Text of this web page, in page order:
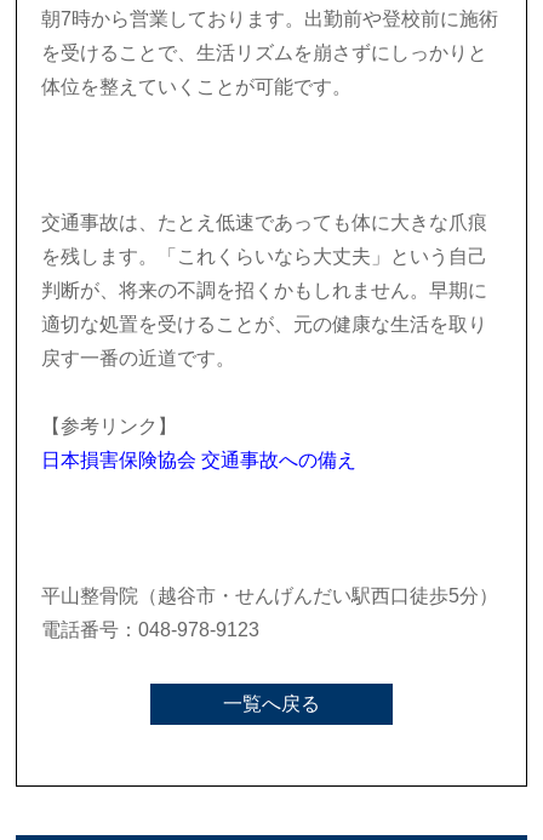
朝7時から営業しております。出勤前や登校前に施術
を受けることで、生活リズムを崩さずにしっかりと
体位を整えていくことが可能です。
交通事故は、たとえ低速であっても体に大きな爪痕
を残します。「これくらいなら大丈夫」という自己
判断が、将来の不調を招くかもしれません。早期に
適切な処置を受けることが、元の健康な生活を取り
戻す一番の近道です。
【参考リンク】
日本損害保険協会 交通事故への備え
平山整骨院（越谷市・せんげんだい駅西口徒歩5分）
電話番号：048-978-9123
一覧へ戻る